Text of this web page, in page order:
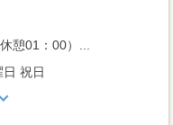
憩01：00）...
祝日